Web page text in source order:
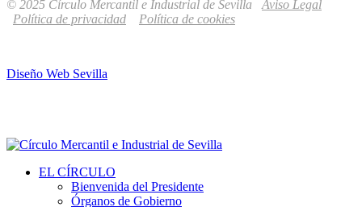
© 2025 Círculo Mercantil e Industrial de Sevilla Aviso Legal
Política de privacidad
Política de cookies
Diseño Web Sevilla
EL CÍRCULO
Bienvenida del Presidente
Órganos de Gobierno